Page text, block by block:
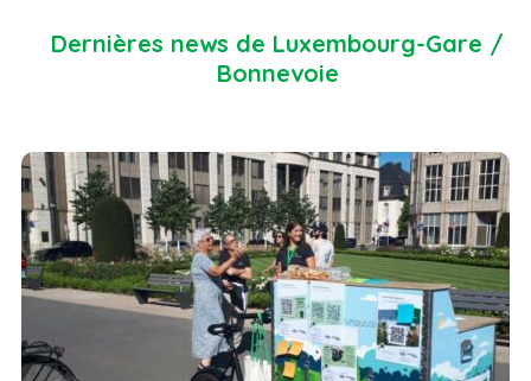
Dernières news de Luxembourg-Gare /
Bonnevoie